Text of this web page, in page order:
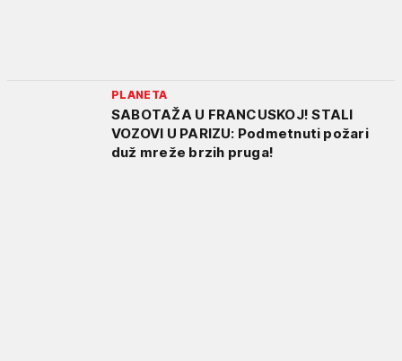
PLANETA
SABOTAŽA U FRANCUSKOJ! STALI
VOZOVI U PARIZU: Podmetnuti požari
duž mreže brzih pruga!